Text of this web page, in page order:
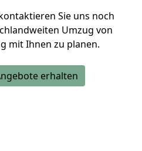
Sie uns noch
Umzug von
mit Ihnen zu planen.
erhalten